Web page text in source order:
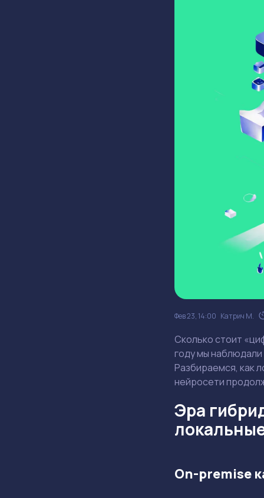
Фев 23, 14:00 Катрич М.
Сколько стоит
году мы
Разбираемся, как
нейросети
Эра
On-premise